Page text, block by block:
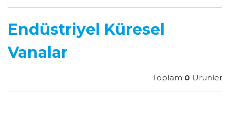
Endüstriyel Küresel
Vanalar
Toplam 0 Ürünler